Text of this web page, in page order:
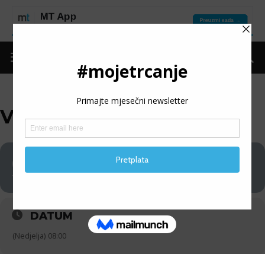
VISORAVAN TRAIL
05
10
VISORAVAN TRAIL
DATUM
(Nedjelja) 08:00